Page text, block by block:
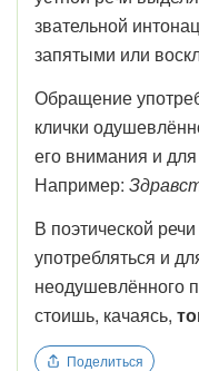
звательной
запятыми или
Обращение
клички
его внимания и
Например:
В поэтической
употребляться и
неодушевлённого
стоишь, качаясь,
Поделиться